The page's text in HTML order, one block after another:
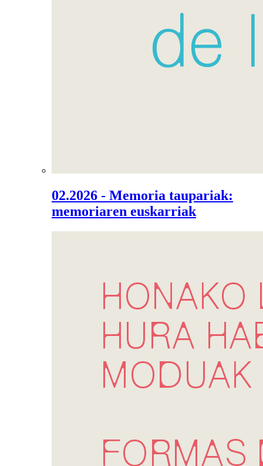
02.2026 - Memoria taupariak:
memoriaren euskarriak